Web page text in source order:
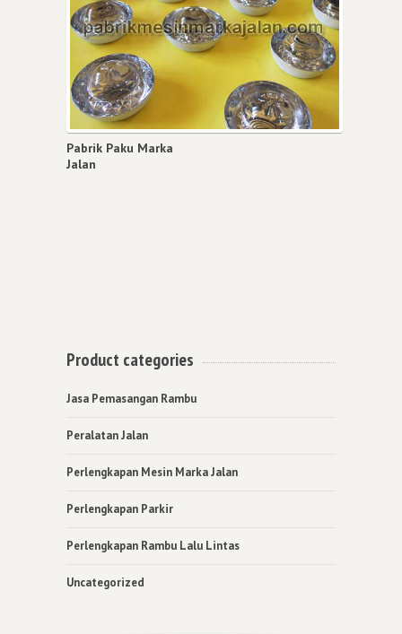
Pabrik Paku Marka
Jalan
Product categories
Jasa Pemasangan Rambu
Peralatan Jalan
Perlengkapan Mesin Marka Jalan
Perlengkapan Parkir
Perlengkapan Rambu Lalu Lintas
Uncategorized